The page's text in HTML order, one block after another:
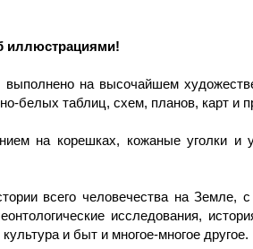
иллюстрациями!
на высочайшем
белых таблиц, схем, планов, карт и
на корешках, кожаные уголки и
всего человечества на Земле,
исследования,
и быт и многое-многое другое.